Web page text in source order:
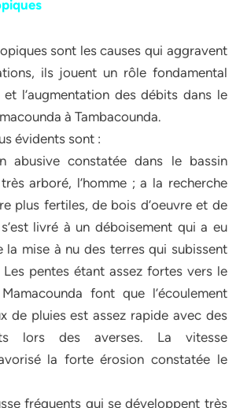
sont les causes qui aggravent
ils jouent un rôle fondamental
l’augmentation des débits dans le
à Tambacounda.
évidents sont :
abusive constatée dans le bassin
arboré, l’homme ; a la recherche
plus fertiles, de bois d’oeuvre et de
livré à un déboisement qui a eu
la mise à nu des terres qui subissent
pentes étant assez fortes vers le
font que l’écoulement
de pluies est assez rapide avec des
lors des averses. La vitesse
la forte érosion constatée le
fréquents qui se développent très